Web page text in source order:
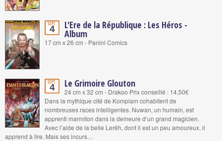
Sept.
4 L'Ere de la République : Les Héros -
Album
17 cm x 26 cm - Panini Comics
Sept.
4 Le Grimoire Glouton
24 cm x 32 cm - Drakoo Prix conseillé : 14,50€
Dans la mythique cité de Kompiam cohabitent de
nombreuses races intelligentes. Nuwan, un humain, est
apprenti marmiton dans la demeure d’un grand magicien.
Avec l’aide de la belle Lerëh, dont il est un peu amoureux, il
apprend à lire. Mais ses incurs…